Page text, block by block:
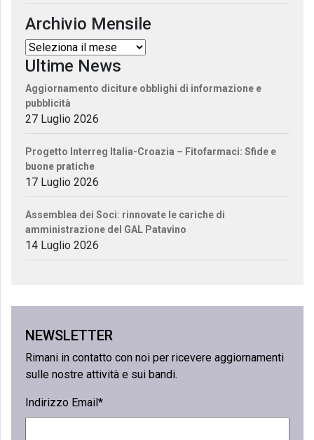
Archivio Mensile
Ultime News
Aggiornamento diciture obblighi di informazione e
pubblicità
27 Luglio 2026
Progetto Interreg Italia-Croazia – Fitofarmaci: Sfide e
buone pratiche
17 Luglio 2026
Assemblea dei Soci: rinnovate le cariche di
amministrazione del GAL Patavino
14 Luglio 2026
NEWSLETTER
Rimani in contatto con noi per ricevere aggiornamenti
sulle nostre attività e sui bandi.
Indirizzo Email*